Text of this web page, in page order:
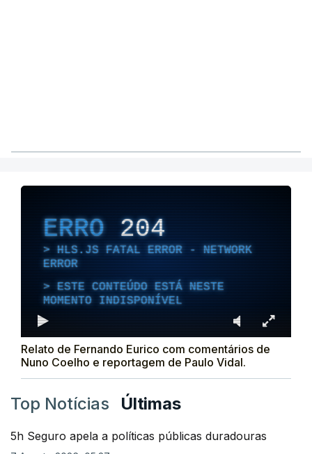
ERRO 204
HLS.JS FATAL ERROR - NETWORK
ERROR
ESTE CONTEÚDO ESTÁ NESTE
MOMENTO INDISPONÍVEL
Relato de Fernando Eurico com comentários de
Nuno Coelho e reportagem de Paulo Vidal.
Top Notícias Últimas
5h Seguro apela a políticas públicas duradouras